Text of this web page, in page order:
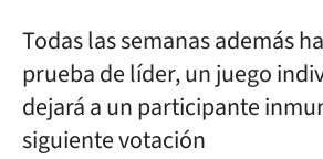
Todas las semanas además
prueba de líder, un juego
dejará a un participante
siguiente votación